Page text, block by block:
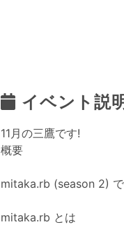
イベント説
11月の三鷹です!
概要
mitaka.rb (season 2)
mitaka.rb とは